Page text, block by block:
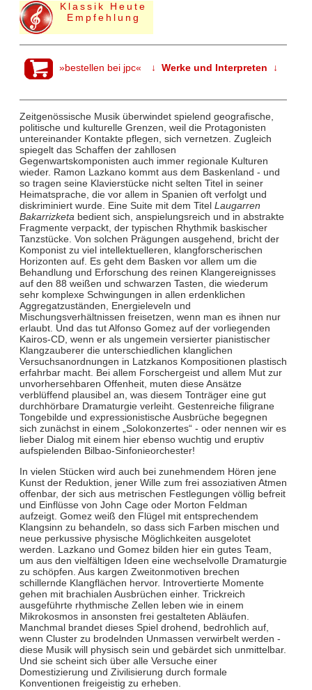
Klassik Heute
Empfehlung
»bestellen bei jpc« ↓ Werke und Interpreten ↓
Zeitgenössische Musik überwindet spielend geografische,
politische und kulturelle Grenzen, weil die Protagonisten
untereinander Kontakte pflegen, sich vernetzen. Zugleich
spiegelt das Schaffen der zahllosen
Gegenwartskomponisten auch immer regionale Kulturen
wieder. Ramon Lazkano kommt aus dem Baskenland - und
so tragen seine Klavierstücke nicht selten Titel in seiner
Heimatsprache, die vor allem in Spanien oft verfolgt und
diskriminiert wurde. Eine Suite mit dem Titel Laugarren
Bakarrizketa bedient sich, anspielungsreich und in abstrakte
Fragmente verpackt, der typischen Rhythmik baskischer
Tanzstücke. Von solchen Prägungen ausgehend, bricht der
Komponist zu viel intellektuelleren, klangforscherischen
Horizonten auf. Es geht dem Basken vor allem um die
Behandlung und Erforschung des reinen Klangereignisses
auf den 88 weißen und schwarzen Tasten, die wiederum
sehr komplexe Schwingungen in allen erdenklichen
Aggregatzuständen, Energieleveln und
Mischungsverhältnissen freisetzen, wenn man es ihnen nur
erlaubt. Und das tut Alfonso Gomez auf der vorliegenden
Kairos-CD, wenn er als ungemein versierter pianistischer
Klangzauberer die unterschiedlichen klanglichen
Versuchsanordnungen in Latzkanos Kompositionen plastisch
erfahrbar macht. Bei allem Forschergeist und allem Mut zur
unvorhersehbaren Offenheit, muten diese Ansätze
verblüffend plausibel an, was diesem Tonträger eine gut
durchhörbare Dramaturgie verleiht. Gestenreiche filigrane
Tongebilde und expressionistische Ausbrüche begegnen
sich zunächst in einem „Solokonzertes“ - oder nennen wir es
lieber Dialog mit einem hier ebenso wuchtig und eruptiv
aufspielenden Bilbao-Sinfonieorchester!
In vielen Stücken wird auch bei zunehmendem Hören jene
Kunst der Reduktion, jener Wille zum frei assoziativen Atmen
offenbar, der sich aus metrischen Festlegungen völlig befreit
und Einflüsse von John Cage oder Morton Feldman
aufzeigt. Gomez weiß den Flügel mit entsprechendem
Klangsinn zu behandeln, so dass sich Farben mischen und
neue perkussive physische Möglichkeiten ausgelotet
werden. Lazkano und Gomez bilden hier ein gutes Team,
um aus den vielfältigen Ideen eine wechselvolle Dramaturgie
zu schöpfen. Aus kargen Zweitonmotiven brechen
schillernde Klangflächen hervor. Introvertierte Momente
gehen mit brachialen Ausbrüchen einher. Trickreich
ausgeführte rhythmische Zellen leben wie in einem
Mikrokosmos in ansonsten frei gestalteten Abläufen.
Manchmal brandet dieses Spiel drohend, bedrohlich auf,
wenn Cluster zu brodelnden Unmassen verwirbelt werden -
diese Musik will physisch sein und gebärdet sich unmittelbar.
Und sie scheint sich über alle Versuche einer
Domestizierung und Zivilisierung durch formale
Konventionen freigeistig zu erheben.